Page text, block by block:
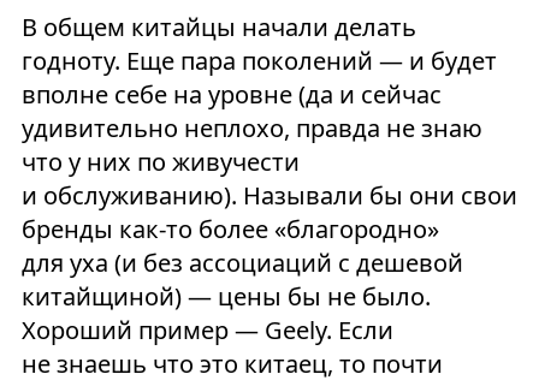
В общем китайцы начали делать
годноту. Еще пара поколений — и будет
вполне себе на уровне (да и сейчас
удивительно неплохо, правда не знаю
что у них по живучести
и обслуживанию). Называли бы они свои
бренды как-то более «благородно»
для уха (и без ассоциаций с дешевой
китайщиной) — цены бы не было.
Хороший пример — Geely. Если
не знаешь что это китаец, то почти